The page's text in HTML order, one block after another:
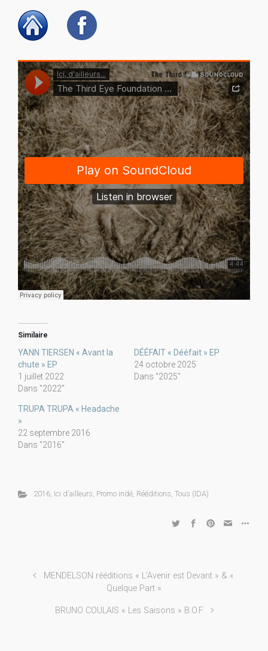
Similaire
YANN TIERSEN « Avant la
chute » EP
1 juillet 2022
Dans "2022"
DÉÉFAIT « Dééfait » EP
24 octobre 2025
Dans "2025"
TRUPA TRUPA « Headache
»
22 septembre 2016
Dans "2016"
2016, Ici d'ailleurs, Promo indé, Rééditions, Tous (IDA)
MENDELSON rééditions « L’Avenir est Devant » & «
Quelque Part »
BRUNO COULAIS « Les Saisons » B.O.F